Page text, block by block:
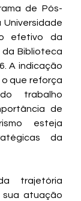
de Pós-
Universidade
efetivo da
da Biblioteca
A indicação
o que reforça
trabalho
de
esteja
da
trajetória
sua atuação